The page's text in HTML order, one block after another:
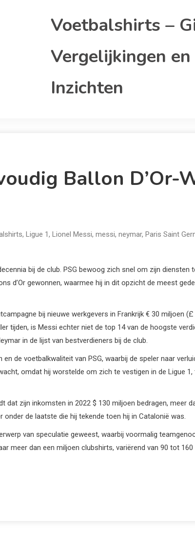
Voetbalshirts –
Vergelijkingen en
Inzichten
Ballon D’Or-
, Ligue 1, Lionel Messi, messi, neymar, Paris Saint
bij de club. PSG bewoog zich snel om zijn
d’Or gewonnen, waarmee hij in dit opzicht de meest
bij nieuwe werkgevers in Frankrijk € 30 miljoen
tijden, is Messi echter niet de top 14 van de hoogste
in de lijst van bestverdieners bij de club.
de voetbalkwaliteit van PSG, waarbij de speler naar
omdat hij worstelde om zich te vestigen in de Ligue
zijn inkomsten in 2022 $ 130 miljoen bedragen, meer
de laatste die hij tekende toen hij in Catalonië was.
van speculatie geweest, waarbij voormalig
meer dan een miljoen clubshirts, variërend van 90 tot